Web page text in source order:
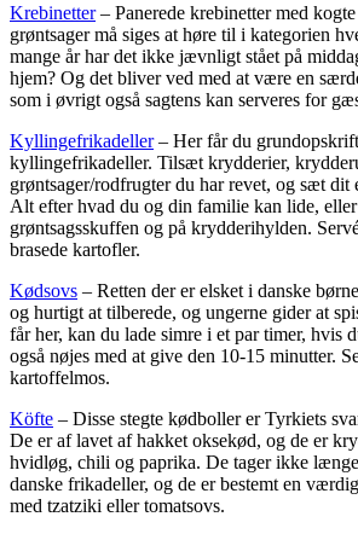
Krebinetter– Panerede krebinetter med
grøntsager må siges at høre til i kategorien
mange år har det ikke jævnligt stået på
hjem? Og det bliver ved med at være en
som i øvrigt også sagtens kan serveres for
Kyllingefrikadeller– Her får du
kyllingefrikadeller. Tilsæt krydderier,
grøntsager/rodfrugter du har revet, og sæt dit
Alt efter hvad du og din familie kan lide,
grøntsagsskuffen og på krydderihylden.
brasede kartofler.
Kødsovs – Retten der er elsket i danske
og hurtigt at tilberede, og ungerne gider at
får her, kan du lade simre i et par timer, hvis
også nøjes med at give den 10-15 minutter.
kartoffelmos.
Köfte – Disse stegte kødboller er Tyrkiets
De er af lavet af hakket oksekød, og de er
hvidløg, chili og paprika. De tager ikke
danske frikadeller, og de er bestemt en
med tzatziki eller tomatsovs.